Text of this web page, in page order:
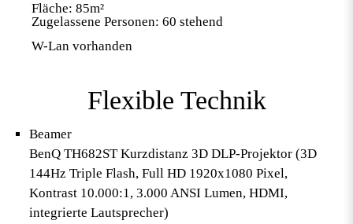
Fläche: 85m²
Zugelassene Personen: 60 stehend
W-Lan vorhanden
Flexible Technik
Beamer
BenQ TH682ST Kurzdistanz 3D DLP-Projektor (3D
144Hz Triple Flash, Full HD 1920x1080 Pixel,
Kontrast 10.000:1, 3.000 ANSI Lumen, HDMI,
integrierte Lautsprecher)